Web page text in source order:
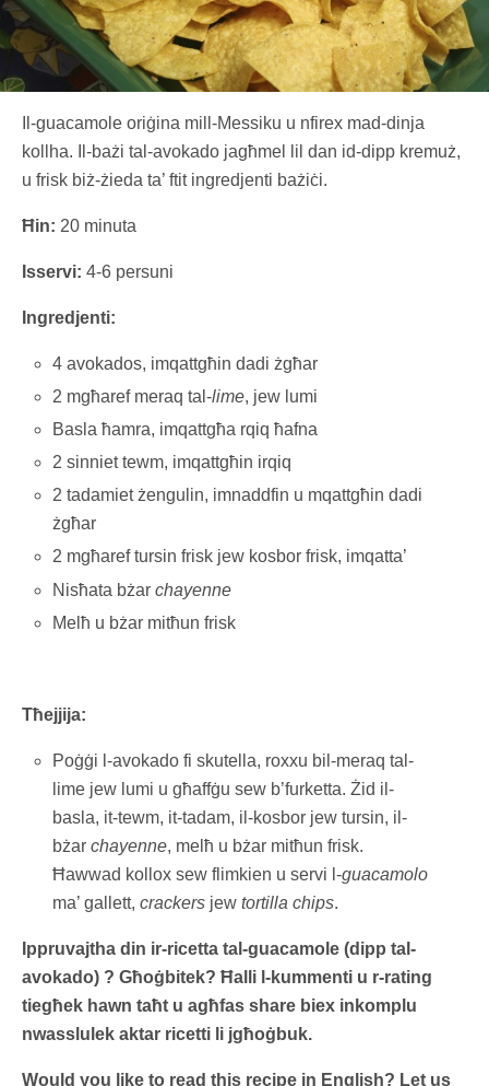
Il-guacamole oriġina mill-Messiku u nfirex mad-dinja
kollha. Il-bażi tal-avokado jagħmel lil dan id-dipp kremuż,
u frisk biż-żieda ta’ ftit ingredjenti bażiċi.
Ħin: 20 minuta
Isservi: 4-6 persuni
Ingredjenti:
4 avokados, imqattgħin dadi żgħar
2 mgħaref meraq tal-lime, jew lumi
Basla ħamra, imqattgħa rqiq ħafna
2 sinniet tewm, imqattgħin irqiq
2 tadamiet żengulin, imnaddfin u mqattgħin dadi
żgħar
2 mgħaref tursin frisk jew kosbor frisk, imqatta’
Nisħata bżarchayenne
Melħ u bżar mitħun frisk
Tħejjija:
Poġġi l-avokado fi skutella, roxxu bil-meraq tal-
lime jew lumi u għaffġu sew b’furketta. Żid il-
basla, it-tewm, it-tadam, il-kosbor jew tursin, il-
bżarchayenne, melħ u bżar mitħun frisk.
Ħawwad kollox sew flimkien u servi l-guacamolo
ma’ gallett,crackers jewtortilla chips.
Ippruvajtha din ir-ricetta tal-guacamole (dipp tal-
avokado) ? Għoġbitek? Ħalli l-kummenti u r-rating
tiegħek hawn taħt u agħfas share biex inkomplu
nwasslulek aktar ricetti li jgħoġbuk.
Would you like to read this recipe in English? Let us